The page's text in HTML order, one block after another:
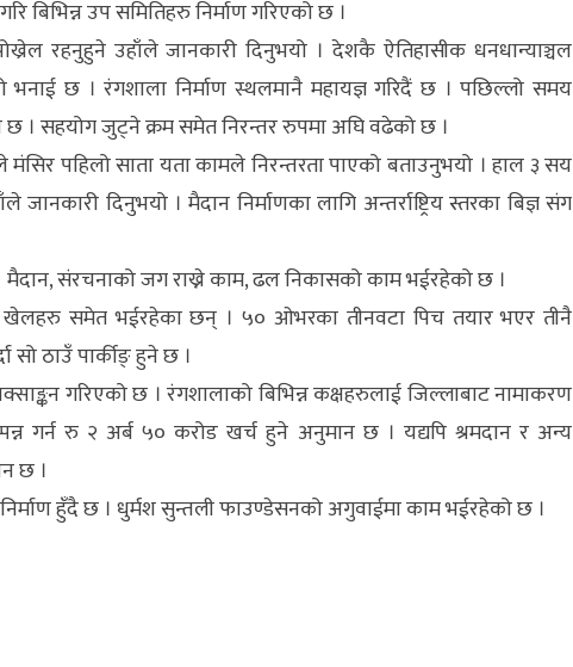
उप समितिहरु निर्माण गरिएको छ ।
रहनुहुने उहाँले जानकारी दिनुभयो । देशकै ऐतिहासीक धनधान्याञ्चल
छ । रंगशाला निर्माण स्थलमानै महायज्ञ गरिदैं छ । पछिल्लो समय
छ । सहयोग जुट्ने क्रम समेत निरन्तर रुपमा अघि वढेको छ ।
पहिलो साता यता कामले निरन्तरता पाएको बताउनुभयो । हाल ३ सय
दिनुभयो । मैदान निर्माणका लागि अन्तर्राष्ट्रिय स्तरका बिज्ञ संग
संरचनाको जग राख्ने काम, ढल निकासको काम भईरहेको छ ।
खेलहरु समेत भईरहेका छन् । ५० ओभरका तीनवटा पिच तयार भएर तीनै
ठाउँ पार्कीङ् हुने छ ।
गरिएको छ । रंगशालाको बिभिन्न कक्षहरुलाई जिल्लाबाट नामाकरण
गर्न रु २ अर्ब ५० करोड खर्च हुने अनुमान छ । यद्यपि श्रमदान र अन्य
छ ।
हुँदै छ । धुर्मश सुन्तली फाउण्डेसनको अगुवाईमा काम भईरहेको छ ।